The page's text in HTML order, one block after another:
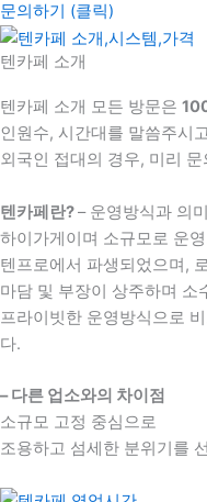
문의하기 (클릭)
텐카페 소개
텐카페 소개 모든 방문은
인원수, 시간대를 말씀주시
외국인 접대의 경우, 미리
텐카페란?– 운영방식과 의미
하이가게이며 소규모로 운
텐프로에서 파생되었으며,
마담 및 부장이 상주하며 소
프라이빗한 운영방식으로
다.
– 다른 업소와의 차이점
소규모 고정 중심으로
조용하고 섬세한 분위기를